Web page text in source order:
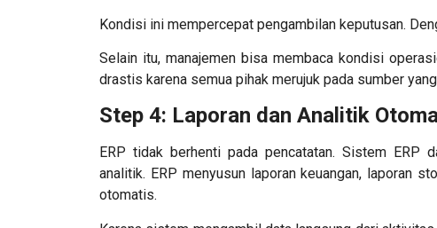
Kondisi ini mempercepat pengambilan keputusan.
Selain itu, manajemen bisa membaca kondisi
drastis karena semua pihak merujuk pada sumber
Step 4: Laporan dan Analitik
ERP tidak berhenti pada pencatatan. Sistem ERP
analitik. ERP menyusun laporan keuangan, laporan
otomatis.